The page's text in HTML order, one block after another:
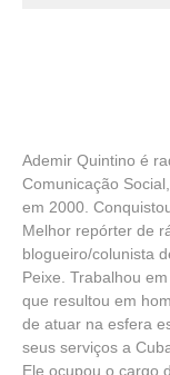
Ademir Quintino é
Comunicação
em 2000.
Melhor repórter de
blogueiro/colunista
Peixe. Trabalhou
que resultou em
de atuar na esfera
seus serviços a
Ele ocupou o cargo